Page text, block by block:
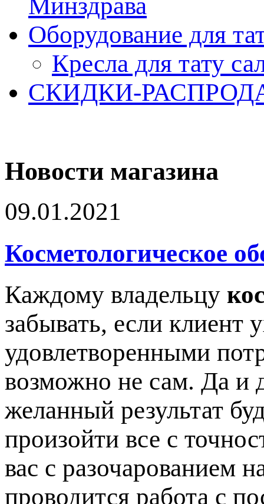
Минздрава
Оборудование для
Кресла для тату
СКИДКИ-
Новости магазина
09.01.2021
Косметологическое
Каждому владельцу
забывать, если клиент
удовлетворенными
возможно не сам. Да и
желанный результат
произойти все с
вас с разочарованием
проводится работа с